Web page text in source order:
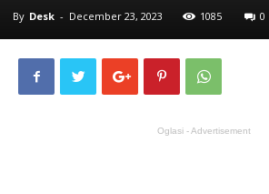
By Desk - December 23, 2023 1085 0
Oglasi - Advertisement